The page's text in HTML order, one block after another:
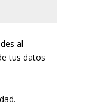
al
tus datos